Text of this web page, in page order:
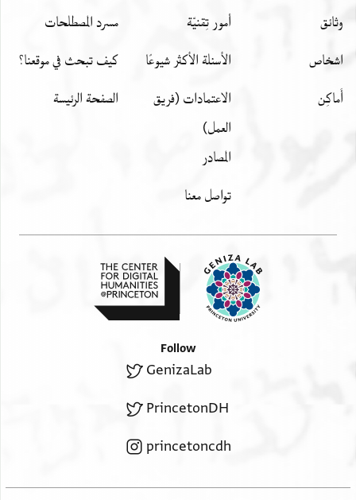
وثائق
اشخاص
أَماكِن
أمور تِقنيّة
الأسئلة الأكثر شيوعًا
الاعتمادات (فريق
العمل)
المصادر
تواصل معنا
مسرد المصطلحات
كيف تبحث في موقعنا؟
الصفحة الرئيسة
Follow
GenizaLab
PrincetonDH
princetoncdh